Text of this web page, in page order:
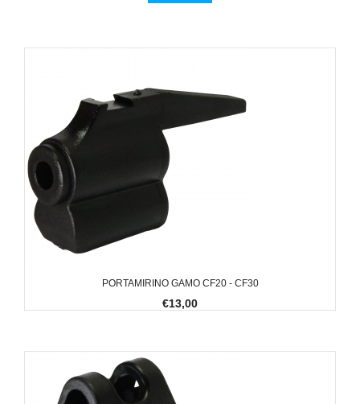
PORTAMIRINO GAMO CF20 - CF30
€13,00